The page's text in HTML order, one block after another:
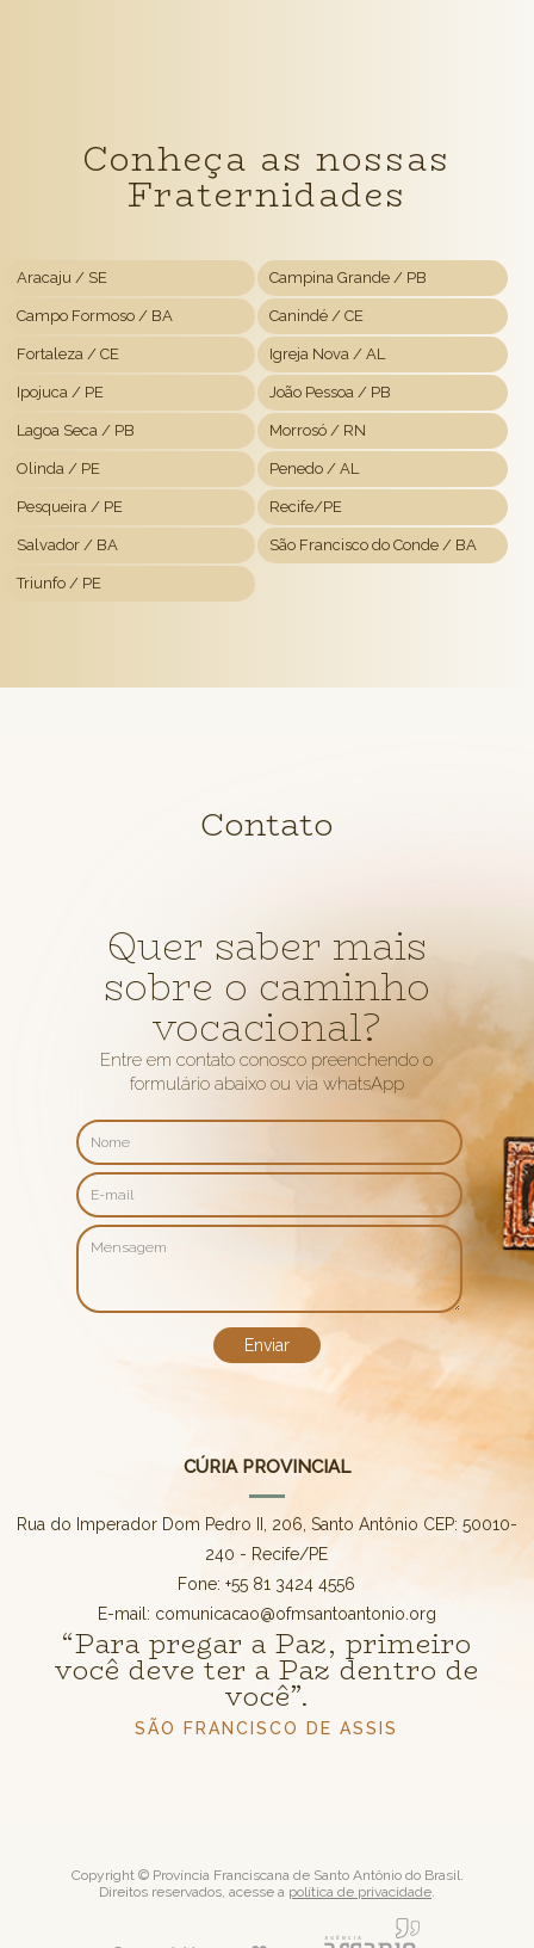
Conheça as nossas
Fraternidades
Aracaju / SE Campina Grande / PB
Campo Formoso / BA Canindé / CE
Fortaleza / CE Igreja Nova / AL
Ipojuca / PE João Pessoa / PB
Lagoa Seca / PB Morrosó / RN
Olinda / PE Penedo / AL
Pesqueira / PE Recife/PE
Salvador / BA São Francisco do Conde / BA
Triunfo / PE
Contato
Quer saber mais
sobre o caminho
vocacional?
Entre em contato conosco preenchendo o
formulário abaixo ou via whatsApp
CÚRIA PROVINCIAL
Rua do Imperador Dom Pedro II, 206, Santo Antônio CEP: 50010-
240 - Recife/PE
Fone: +55 81 3424 4556
E-mail: comunicacao@ofmsantoantonio.org
“Para pregar a Paz, primeiro
você deve ter a Paz dentro de
você”.
SÃO FRANCISCO DE ASSIS
Copyright © Província Franciscana de Santo Antônio do Brasil.
Direitos reservados, acesse a política de privacidade.